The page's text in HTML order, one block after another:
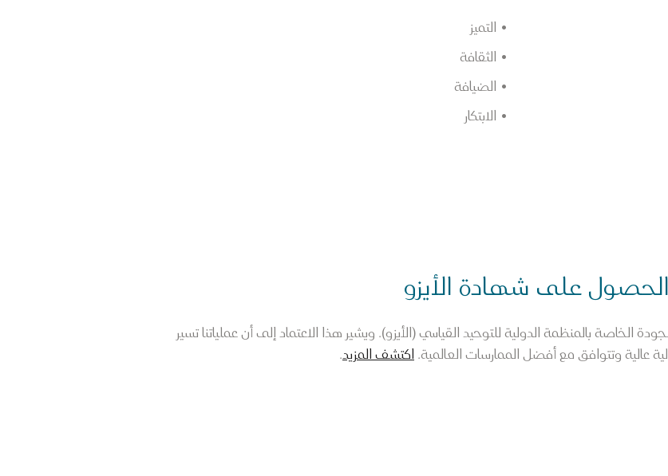
التميز
الثقافة
الضيافة
الابتكار
الحصول على شهادة الأيزو
الخاصة بالمنظمة الدولية للتوحيد القياسي (الأيزو). ويشير هذا الاعتماد إلى أن عملياتنا تسير
عالية وتتوافق مع أفضل الممارسات العالمية. اكتشف المزيد.